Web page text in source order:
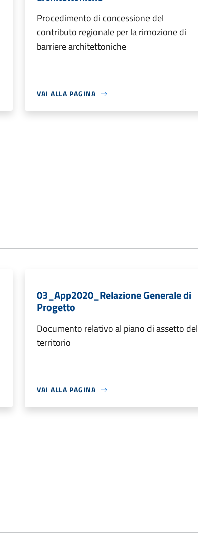
Procedimento di concessione del
contributo regionale per la rimozione di
barriere architettoniche
VAI ALLA PAGINA
03_App2020_Relazione Generale di
Progetto
Documento relativo al piano di assetto del
territorio
VAI ALLA PAGINA